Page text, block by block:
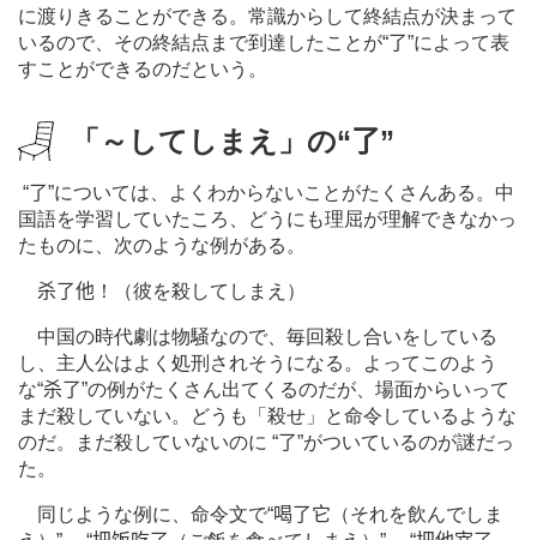
に渡りきることができる。常識からして終結点が決まって
いるので、その終結点まで到達したことが“了”によって表
すことができるのだという。
「～してしまえ」の“了”
“了”については、よくわからないことがたくさんある。中
国語を学習していたころ、どうにも理屈が理解できなかっ
たものに、次のような例がある。
杀了他 ！（彼を殺してしまえ）
中国の時代劇は物騒なので、毎回殺し合いをしている
し、主人公はよく処刑されそうになる。よってこのよう
な“杀了”の例がたくさん出てくるのだが、場面からいって
まだ殺していない。どうも「殺せ」と命令しているような
のだ。まだ殺していないのに “了”がついているのが謎だっ
た。
同じような例に、命令文で“喝了它 （それを飲んでしま